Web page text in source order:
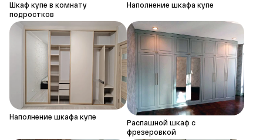
Шкаф купе в комнату
подростков
Наполнение шкафа купе
Наполнение шкафа купе
Распашной шкаф с
фрезеровкой